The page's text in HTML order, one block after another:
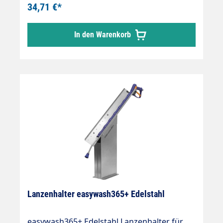
34,71 €*
In den Warenkorb
Lanzenhalter easywash365+ Edelstahl